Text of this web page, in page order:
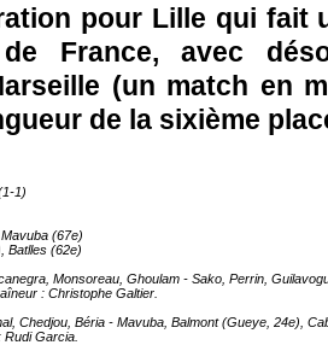
pour Lille qui fait
France, avec
(un match en
de la sixième
1)
(67e)
Batlles (62e)
Monsoreau, Ghoulam - Sako, Perrin,
: Christophe Galtier.
Chedjou, Béria - Mavuba, Balmont (Gueye, 24e),
Garcia.